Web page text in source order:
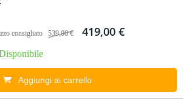
consigliato 539,00 € 419,00 €
Aggiungi al carrello